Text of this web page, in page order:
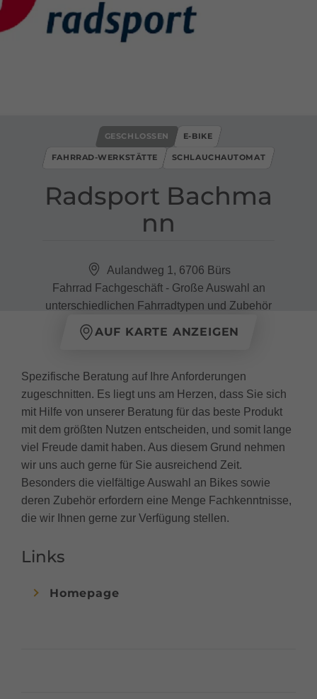
Radsport Bachma
nn
GESCHLOSSEN E-BIKE
FAHRRAD-WERKSTÄTTE SCHLAUCHAUTOMAT
Aulandweg 1, 6706 Bürs
Fahrrad Fachgeschäft - Große Auswahl an
unterschiedlichen Fahrradtypen und Zubehör
AUF KARTE ANZEIGEN
Spezifische Beratung auf Ihre Anforderungen
zugeschnitten. Es liegt uns am Herzen, dass Sie sich
mit Hilfe von unserer Beratung für das beste Produkt
mit dem größten Nutzen entscheiden, und somit lange
viel Freude damit haben. Aus diesem Grund nehmen
wir uns auch gerne für Sie ausreichend Zeit.
Besonders die vielfältige Auswahl an Bikes sowie
deren Zubehör erfordern eine Menge Fachkenntnisse,
die wir Ihnen gerne zur Verfügung stellen.
Links
Homepage